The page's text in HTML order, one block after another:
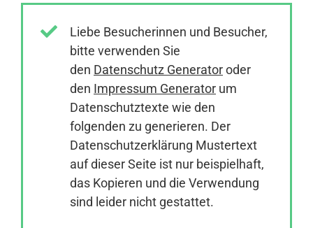
Pressemitteilungen
Anmelden
Liebe Besucherinnen und Besucher,
bitte verwenden Sie
den Datenschutz Generatoroder
den Impressum Generator um
Datenschutztexte wie den
folgenden zu generieren. Der
Datenschutzerklärung Mustertext
auf dieser Seite ist nur beispielhaft,
das Kopieren und die Verwendung
sind leider nicht gestattet.